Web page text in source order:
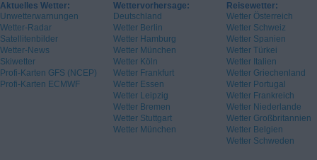
Aktuelles Wetter:
Unwetterwarnungen
Wetter-Radar
Satellitenbilder
Wetter-News
Skiwetter
Profi-Karten GFS (NCEP)
Profi-Karten ECMWF
Wettervorhersage:
Deutschland
Wetter Berlin
Wetter Hamburg
Wetter München
Wetter Köln
Wetter Frankfurt
Wetter Essen
Wetter Leipzig
Wetter Bremen
Wetter Stuttgart
Wetter München
Reisewetter:
Wetter Österreich
Wetter Schweiz
Wetter Spanien
Wetter Türkei
Wetter Italien
Wetter Griechenland
Wetter Portugal
Wetter Frankreich
Wetter Niederlande
Wetter Großbritannien
Wetter Belgien
Wetter Schweden